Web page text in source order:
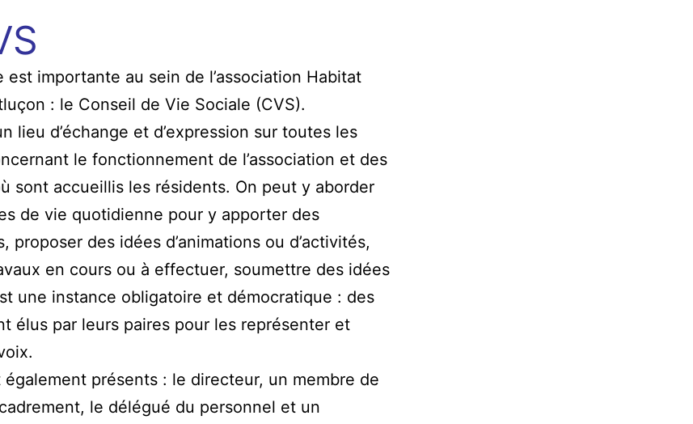
est importante au sein de l’association Habitat
: le Conseil de Vie Sociale (CVS).
lieu d’échange et d’expression sur toutes les
le fonctionnement de l’association et des
sont accueillis les résidents. On peut y aborder
de vie quotidienne pour y apporter des
proposer des idées d’animations ou d’activités,
en cours ou à effectuer, soumettre des idées
une instance obligatoire et démocratique : des
élus par leurs paires pour les représenter et
également présents : le directeur, un membre de
le délégué du personnel et un